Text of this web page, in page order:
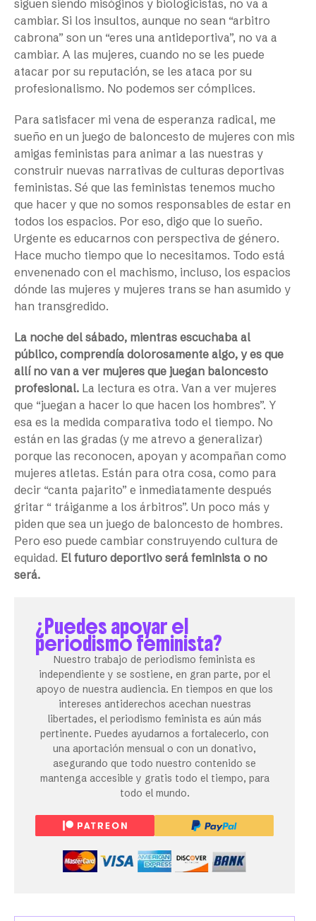
siguen siendo misóginos y biologicistas, no va a
cambiar. Si los insultos, aunque no sean “arbitro
cabrona” son un “eres una antideportiva”, no va a
cambiar. A las mujeres, cuando no se les puede
atacar por su reputación, se les ataca por su
profesionalismo. No podemos ser cómplices.
Para satisfacer mi vena de esperanza radical, me
sueño en un juego de baloncesto de mujeres con mis
amigas feministas para animar a las nuestras y
construir nuevas narrativas de culturas deportivas
feministas. Sé que las feministas tenemos mucho
que hacer y que no somos responsables de estar en
todos los espacios. Por eso, digo que lo sueño.
Urgente es educarnos con perspectiva de género.
Hace mucho tiempo que lo necesitamos. Todo está
envenenado con el machismo, incluso, los espacios
dónde las mujeres y mujeres trans se han asumido y
han transgredido.
La noche del sábado, mientras escuchaba al
público, comprendía dolorosamente algo, y es que
allí no van a ver mujeres que juegan baloncesto
profesional. La lectura es otra. Van a ver mujeres
que “juegan a hacer lo que hacen los hombres”. Y
esa es la medida comparativa todo el tiempo. No
están en las gradas (y me atrevo a generalizar)
porque las reconocen, apoyan y acompañan como
mujeres atletas. Están para otra cosa, como para
decir “canta pajarito” e inmediatamente después
gritar “ tráiganme a los árbitros”. Un poco más y
piden que sea un juego de baloncesto de hombres.
Pero eso puede cambiar construyendo cultura de
equidad. El futuro deportivo será feminista o no
será.
¿Puedes apoyar el
periodismo feminista?
Nuestro trabajo de periodismo feminista es
independiente y se sostiene, en gran parte, por el
apoyo de nuestra audiencia. En tiempos en que los
intereses antiderechos acechan nuestras
libertades, el periodismo feminista es aún más
pertinente. Puedes ayudarnos a fortalecerlo, con
una aportación mensual o con un donativo,
asegurando que todo nuestro contenido se
mantenga accesible y gratis todo el tiempo, para
todo el mundo.